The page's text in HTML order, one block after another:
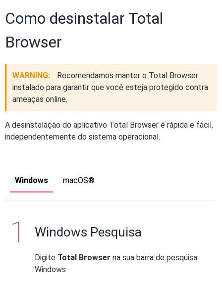
Como desinstalar Total
Browser
WARNING:
Recomendamos manter o Total Browser
instalado para garantir que você esteja protegido contra
ameaças online.
A desinstalação do aplicativo Total Browser é rápida e fácil,
independentemente do sistema operacional.
Windows macOS®
Windows Pesquisa
Digite Total Browser na sua barra de pesquisa
Windows